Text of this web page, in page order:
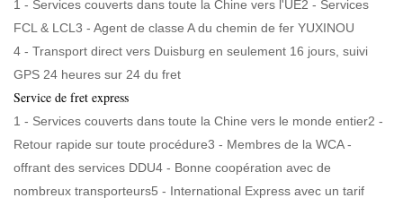
1 - Services couverts dans toute la Chine vers l'UE2 - Services
FCL & LCL3 - Agent de classe A du chemin de fer YUXINOU
4 - Transport direct vers Duisburg en seulement 16 jours, suivi
GPS 24 heures sur 24 du fret
Service de fret express
1 - Services couverts dans toute la Chine vers le monde entier2 -
Retour rapide sur toute procédure3 - Membres de la WCA -
offrant des services DDU4 - Bonne coopération avec de
nombreux transporteurs5 - International Express avec un tarif